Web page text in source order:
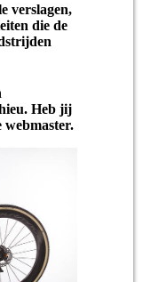
verslagen,
die de
Heb jij
webmaster.